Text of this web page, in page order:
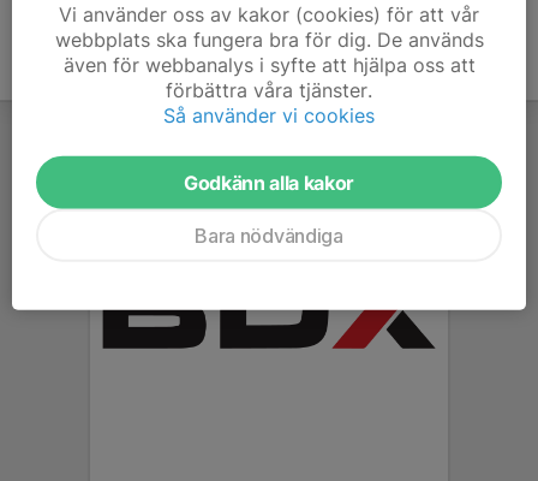
Vi använder oss av kakor (cookies) för att vår
webbplats ska fungera bra för dig. De används
även för webbanalys i syfte att hjälpa oss att
förbättra våra tjänster.
Så använder vi cookies
Godkänn alla kakor
Bara nödvändiga